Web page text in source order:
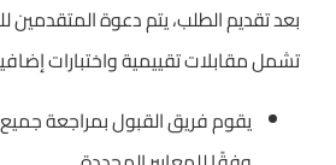
بعد تقديم الطلب، يتم دعوة المتقدمين
تشمل مقابلات تقييمية واختبارات
يقوم فريق القبول بمراجعة